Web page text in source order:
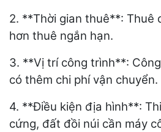
2. **Thời gian thuê**: Thuê
hơn thuê ngắn hạn.
3. **Vị trí công trình**:
có thêm chi phí vận chuyển.
4. **Điều kiện địa hình**:
cứng, đất đồi núi cần máy